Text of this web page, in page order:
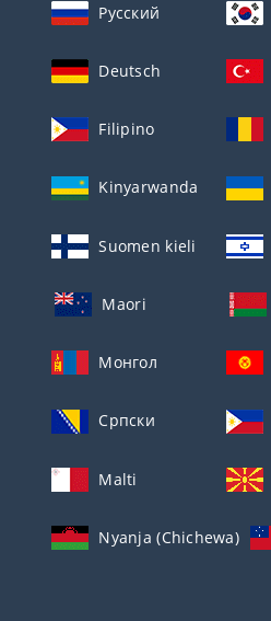
Русский
Deutsch
Filipino
Kinyarwanda
Suomen kieli
Maori
Монгол
Српски
Malti
Nyanja (Chichewa)